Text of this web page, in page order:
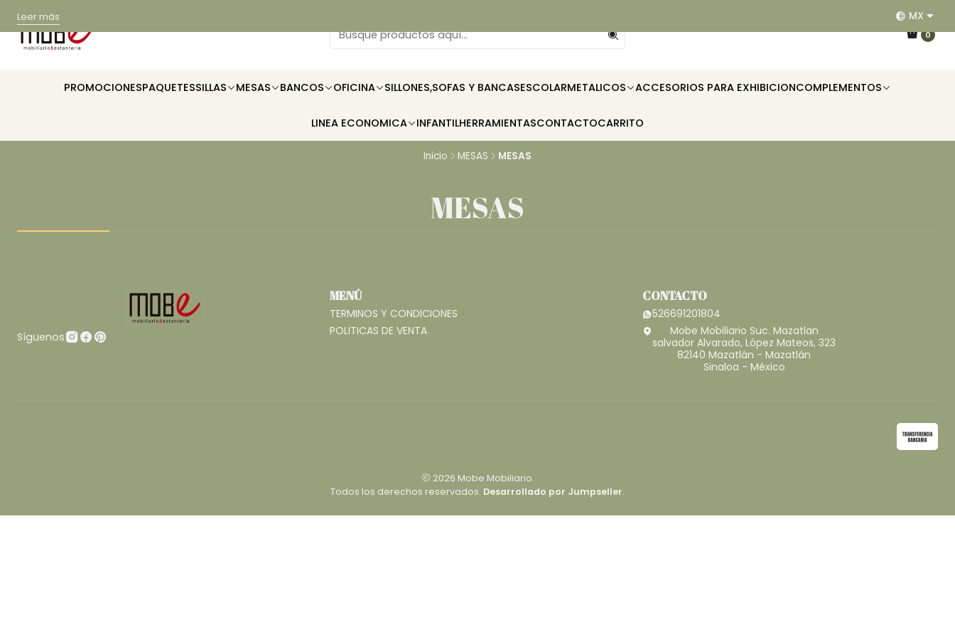
0
PROMOCIONESPAQUETESSILLAS MESAS BANCOS OFICINA SILLONES,SOFAS Y BANCASESCOLARMETALICOS ACCESORIOS PARA EXHIBICIONCOMPLEMENTOS
LINEA ECONOMICA INFANTILHERRAMIENTASCONTACTOCARRITO
Leer más EQUIPAMOS RESTAURANTES, HOTELES, OFICINAS E
MX
Inicio MESAS MESAS
MESAS
Síguenos
MENÚ
TERMINOS Y CONDICIONES
POLITICAS DE VENTA
CONTACTO
526691201804
Mobe Mobiliario Suc. Mazatlan
salvador Alvarado, López Mateos, 323
82140 Mazatlán - Mazatlán
Sinaloa - México
2026 Mobe Mobiliario.
Todos los derechos reservados. Desarrollado por Jumpseller.